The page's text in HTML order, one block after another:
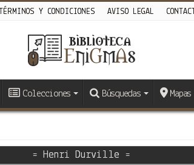
TÉRMINOS Y CONDICIONES AVISO LEGAL
Colecciones Búsquedas Mapas
= Henri Durville =